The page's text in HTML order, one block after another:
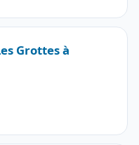
Grottes à